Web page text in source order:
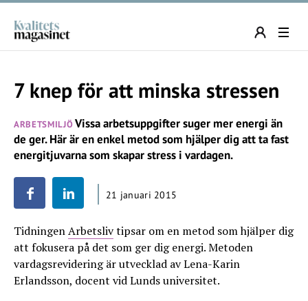
7 knep för att minska stressen
ARBETSMILJÖVissa arbetsuppgifter suger mer energi än
de ger. Här är en enkel metod som hjälper dig att ta fast
energitjuvarna som skapar stress i vardagen.
21 januari 2015
TidningenArbetslivtipsar om en metod som hjälper dig
att fokusera på det som ger dig energi. Metoden
vardagsrevidering är utvecklad av Lena-Karin
Erlandsson, docent vid Lunds universitet.